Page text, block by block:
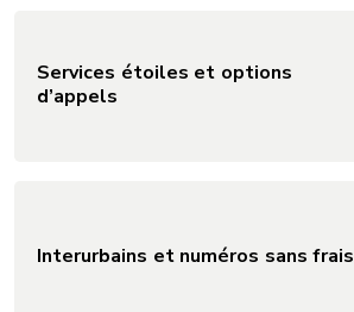
Services étoiles et options
d’appels
Interurbains et numéros sans frais